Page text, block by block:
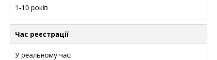
1-10 років
Час реєстрації
У реальному часі